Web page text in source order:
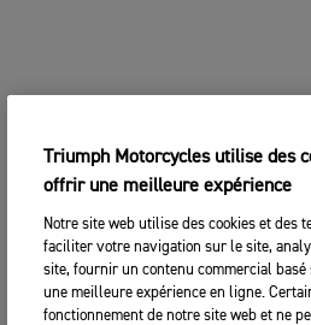
Triumph Motorcycles utilise des
offrir une meilleure expérience
Notre site web utilise des cookies et des
faciliter votre navigation sur le site,
site, fournir un contenu commercial
une meilleure expérience en ligne.
fonctionnement de notre site web et ne